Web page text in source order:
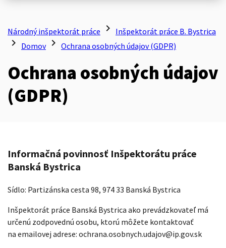
Národný inšpektorát práce chevron_right Inšpektorát práce B. Bystrica
chevron_right Domov chevron_right Ochrana osobných údajov (GDPR)
Ochrana osobných údajov
(GDPR)
Informačná povinnosť Inšpektorátu práce
Banská Bystrica
Sídlo: Partizánska cesta 98, 974 33 Banská Bystrica
Inšpektorát práce Banská Bystrica ako prevádzkovateľ má
určenú zodpovednú osobu, ktorú môžete kontaktovať
na emailovej adrese: ochrana.osobnych.udajov@ip.gov.sk